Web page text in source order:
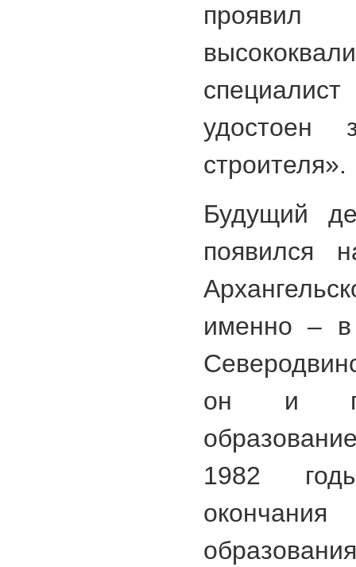
удостоен
строителя».
Будущий
появился
именно – в
он и
1982